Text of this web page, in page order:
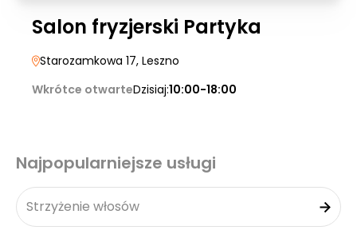
Salon fryzjerski Partyka
Starozamkowa 17, Leszno
Wkrótce otwarteDzisiaj:10:00-18:00
Najpopularniejsze usługi
Strzyżenie włosów